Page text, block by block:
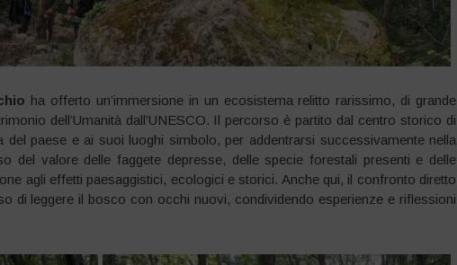
ha offerto un’immersione in un ecosistema relitto rarissimo, di grande
dell’Umanità dall’UNESCO. Il percorso è partito dal centro storico di
paese e ai suoi luoghi simbolo, per addentrarsi successivamente nella
del valore delle faggete depresse, delle specie forestali presenti e delle
agli effetti paesaggistici, ecologici e storici. Anche qui, il confronto diretto
di leggere il bosco con occhi nuovi, condividendo esperienze e riflessioni